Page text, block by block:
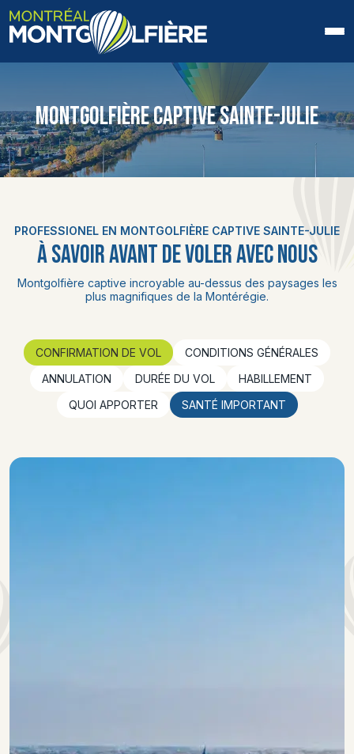
QUI SOMMES-NOUS
FAQ
PHOTOS ET VIDÉOS
CONTACT
MONTGOLFIÈRE CAPTIVE SAINTE-JULIE
PROFESSIONEL EN MONTGOLFIÈRE CAPTIVE SAINTE-JULIE
À SAVOIR AVANT DE VOLER AVEC NOUS
Montgolfière captive incroyable au-dessus des paysages les
plus magnifiques de la Montérégie.
CONFIRMATION DE VOL
CONDITIONS GÉNÉRALES
ANNULATION
DURÉE DU VOL
HABILLEMENT
QUOI APPORTER
SANTÉ IMPORTANT